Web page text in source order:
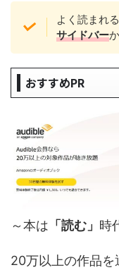
よく読まれる
サイドバー
おすすめPR
～本は 「読む」 時
20万以上の作品を